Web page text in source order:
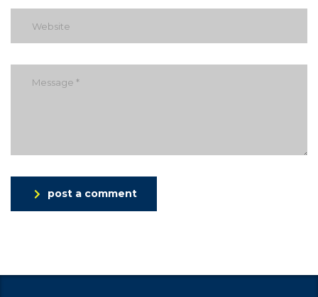
post a comment